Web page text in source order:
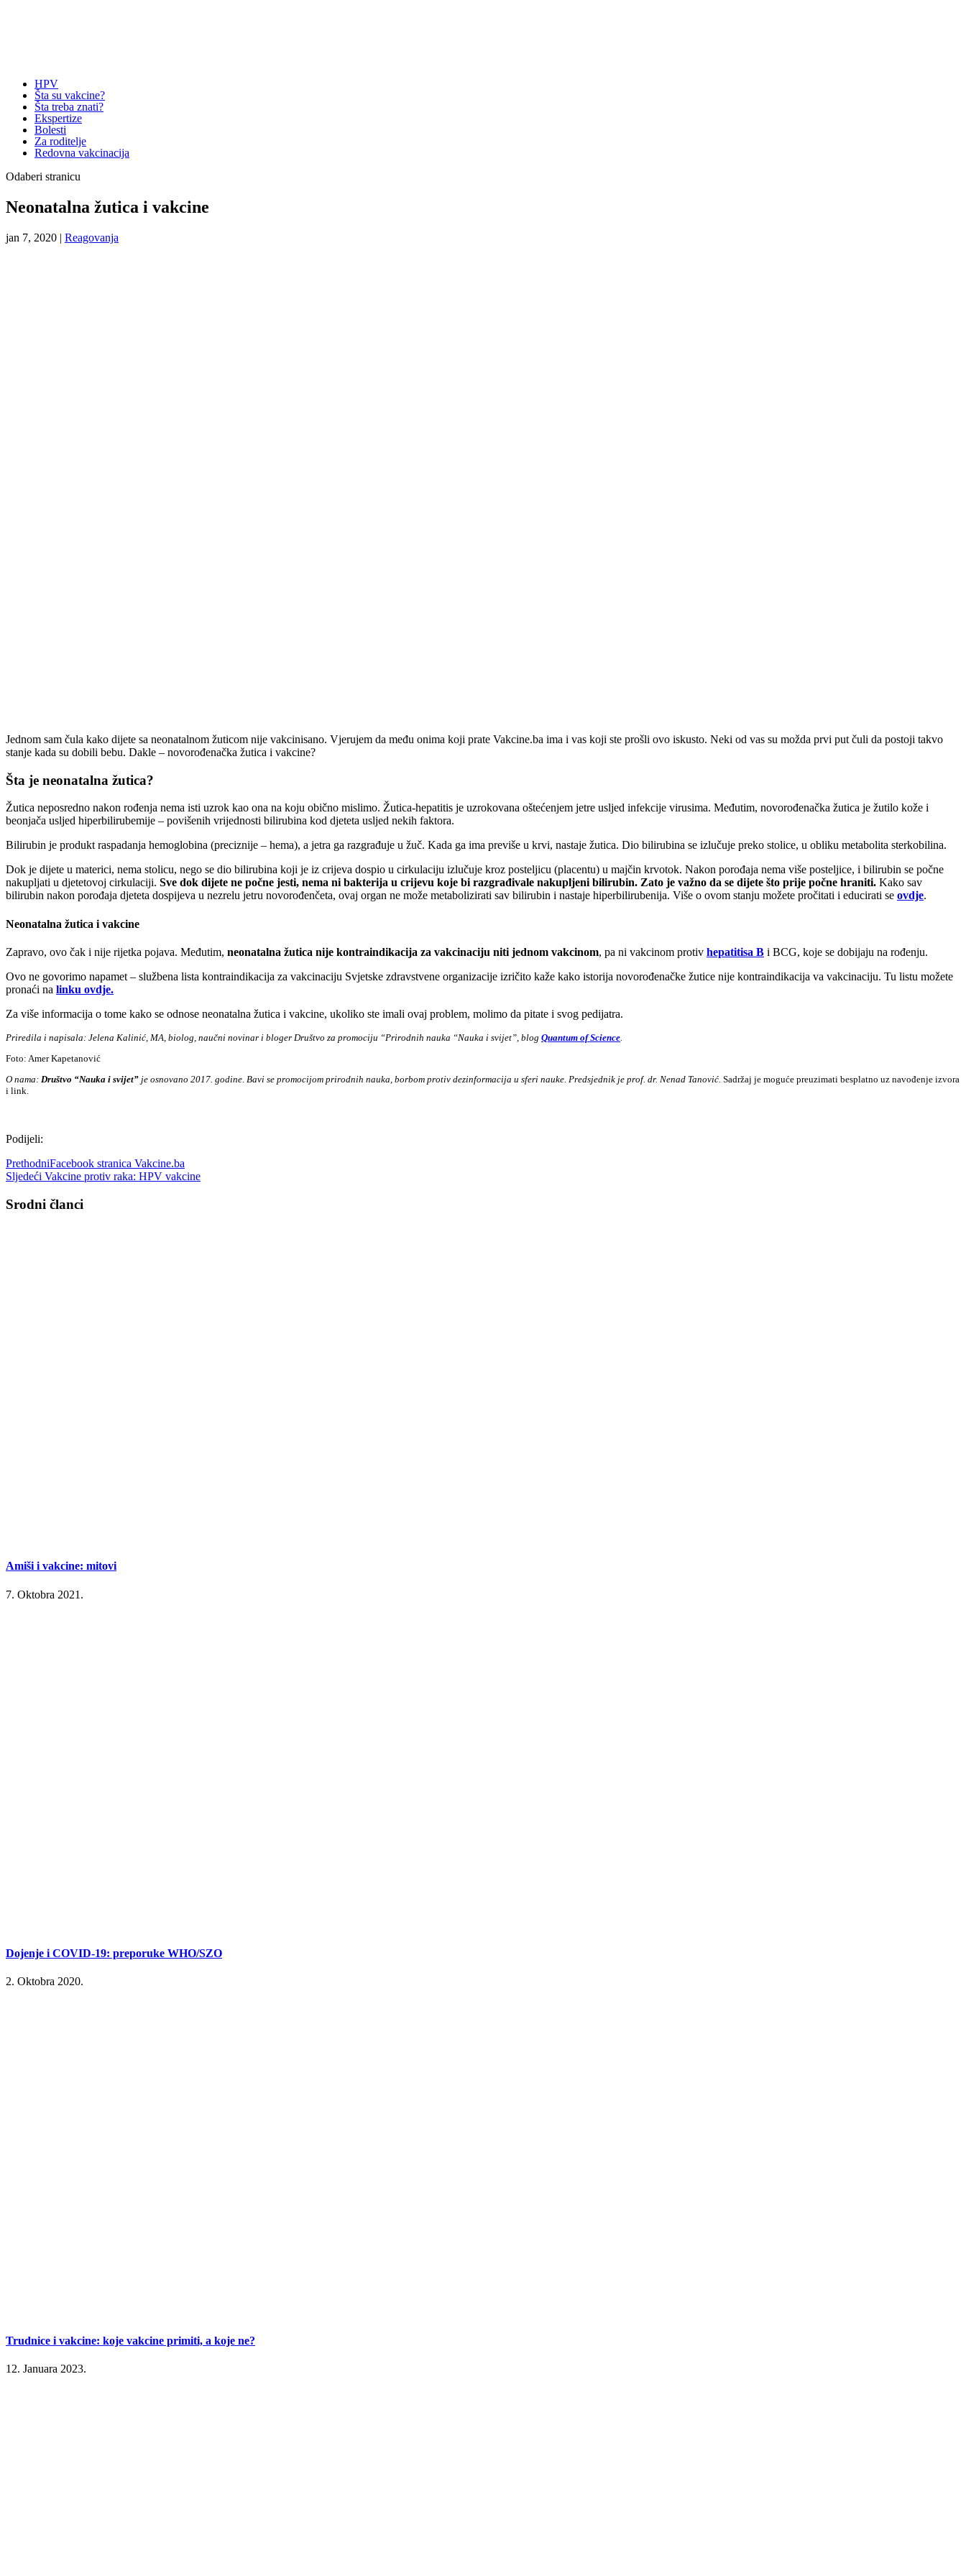
HPV
Šta su vakcine?
Šta treba znati?
Ekspertize
Bolesti
Za roditelje
Redovna vakcinacija
Odaberi stranicu
Neonatalna žutica i vakcine
jan 7, 2020 | Reagovanja
Jednom sam čula kako dijete sa neonatalnom žuticom nije vakcinisano. Vjerujem da među onima koji prate Vakcine.ba ima i vas koji ste prošli ovo iskusto. Neki od vas su možda prvi put čuli da postoji takvo
stanje kada su dobili bebu. Dakle – novorođenačka žutica i vakcine?
Šta je neonatalna žutica?
Žutica neposredno nakon rođenja nema isti uzrok kao ona na koju obično mislimo. Žutica-hepatitis je uzrokovana oštećenjem jetre usljed infekcije virusima. Međutim, novorođenačka žutica je žutilo kože i
beonjača usljed hiperbilirubemije – povišenih vrijednosti bilirubina kod djeteta usljed nekih faktora.
Bilirubin je produkt raspadanja hemoglobina (preciznije – hema), a jetra ga razgrađuje u žuč. Kada ga ima previše u krvi, nastaje žutica. Dio bilirubina se izlučuje preko stolice, u obliku metabolita sterkobilina.
Dok je dijete u materici, nema stolicu, nego se dio bilirubina koji je iz crijeva dospio u cirkulaciju izlučuje kroz posteljicu (placentu) u majčin krvotok. Nakon porođaja nema više posteljice, i bilirubin se počne
nakupljati u djetetovoj cirkulaciji. Sve dok dijete ne počne jesti, nema ni bakterija u crijevu koje bi razgrađivale nakupljeni bilirubin. Zato je važno da se dijete što prije počne hraniti. Kako sav
bilirubin nakon porođaja djeteta dospijeva u nezrelu jetru novorođenčeta, ovaj organ ne može metabolizirati sav bilirubin i nastaje hiperbilirubenija. Više o ovom stanju možete pročitati i educirati se ovdje.
Neonatalna žutica i vakcine
Zapravo, ovo čak i nije rijetka pojava. Međutim, neonatalna žutica nije kontraindikacija za vakcinaciju niti jednom vakcinom, pa ni vakcinom protiv hepatitisa B i BCG, koje se dobijaju na rođenju.
Ovo ne govorimo napamet – službena lista kontraindikacija za vakcinaciju Svjetske zdravstvene organizacije izričito kaže kako istorija novorođenačke žutice nije kontraindikacija va vakcinaciju. Tu listu možete
pronaći na linku ovdje.
Za više informacija o tome kako se odnose neonatalna žutica i vakcine, ukoliko ste imali ovaj problem, molimo da pitate i svog pedijatra.
Priredila i napisala: Jelena Kalinić, MA, biolog, naučni novinar i bloger Društvo za promociju “Prirodnih nauka “Nauka i svijet”, blog Quantum of Science
Foto: Amer Kapetanović
O nama: Društvo “Nauka i svijet” je osnovano 2017. godine. Bavi se promocijom prirodnih nauka, borbom protiv dezinformacija u sferi nauke. Predsjednik je prof. dr. Nenad Tanović. Sadržaj je moguće preuzimati besplatno uz navođenje izvora
i link.
Podijeli:
PrethodniFacebook stranica Vakcine.ba
Sljedeći Vakcine protiv raka: HPV vakcine
Srodni članci
Amiši i vakcine: mitovi
7. Oktobra 2021.
Dojenje i COVID-19: preporuke WHO/SZO
2. Oktobra 2020.
Trudnice i vakcine: koje vakcine primiti, a koje ne?
12. Januara 2023.